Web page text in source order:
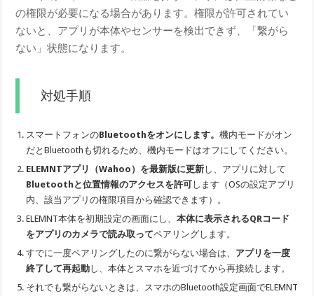
の権限が必要になる場合があります。権限が許可されてい
ないと、アプリが本体やセンサーを検出できず、「繋がら
ない」状態になります。
対処手順
スマートフォンのBluetoothをオンにします。機内モードがオン
だとBluetoothも切れるため、機内モードはオフにしてください。
ELEMNTアプリ（Wahoo）を最新版に更新し、アプリに対して
Bluetoothと位置情報のアクセスを許可します（OSの設定アプリ
内、該当アプリの権限項目から確認できます）。
ELEMNT本体を初期設定の画面にし、本体に表示されるQRコード
をアプリのカメラで読み取ってペアリングします。
すでに一度ペアリングしたのに繋がらない場合は、 アプリを一度
終了して再起動し、本体とスマホを近づけてから再接続します。
それでも繋がらないときは、スマホのBluetooth設定画面でELEMNT